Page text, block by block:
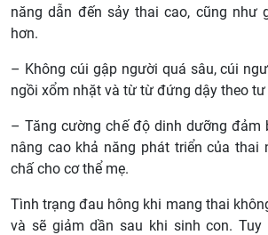
năng dẫn đến sảy thai cao, cũng như
hơn.
– Không cúi gập người quá sâu, cúi
ngồi xổm nhặt và từ từ đứng dậy theo
– Tăng cường chế độ dinh dưỡng đảm
nâng cao khả năng phát triển của thai
chấ cho cơ thể mẹ.
Tình trạng đau hông khi mang thai
và sẽ giảm dần sau khi sinh con. Tuy